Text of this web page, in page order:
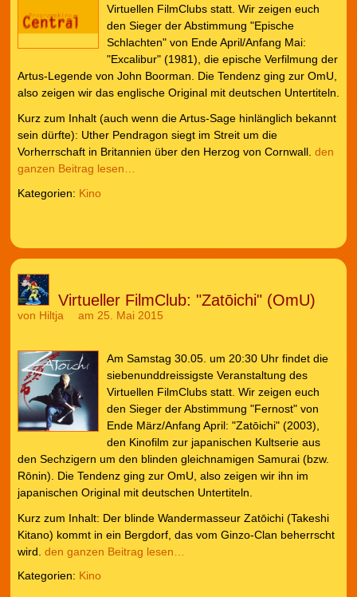
Virtuellen FilmClubs statt. Wir zeigen euch
den Sieger der Abstimmung "Epische
Schlachten" von Ende April/Anfang Mai:
"Excalibur" (1981), die epische Verfilmung der
Artus-Legende von John Boorman. Die Tendenz ging zur OmU,
also zeigen wir das englische Original mit deutschen Untertiteln.
Kurz zum Inhalt (auch wenn die Artus-Sage hinlänglich bekannt
sein dürfte): Uther Pendragon siegt im Streit um die
Vorherrschaft in Britannien über den Herzog von Cornwall. den
ganzen Beitrag lesen…
Kategorien: Kino
Virtueller FilmClub: "Zatōichi" (OmU)
von Hiltja am 25. Mai 2015
Am Samstag 30.05. um 20:30 Uhr findet die
siebenunddreissigste Veranstaltung des
Virtuellen FilmClubs statt. Wir zeigen euch
den Sieger der Abstimmung "Fernost" von
Ende März/Anfang April: "Zatōichi" (2003),
den Kinofilm zur japanischen Kultserie aus
den Sechzigern um den blinden gleichnamigen Samurai (bzw.
Rōnin). Die Tendenz ging zur OmU, also zeigen wir ihn im
japanischen Original mit deutschen Untertiteln.
Kurz zum Inhalt: Der blinde Wandermasseur Zatōichi (Takeshi
Kitano) kommt in ein Bergdorf, das vom Ginzo-Clan beherrscht
wird. den ganzen Beitrag lesen…
Kategorien: Kino